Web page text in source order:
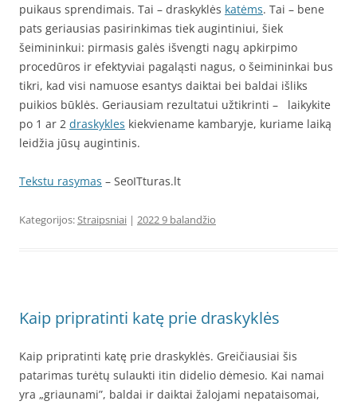
puikaus sprendimais. Tai – draskyklės katėms. Tai – bene
pats geriausias pasirinkimas tiek augintiniui, šiek
šeimininkui: pirmasis galės išvengti nagų apkirpimo
procedūros ir efektyviai pagaląsti nagus, o šeimininkai bus
tikri, kad visi namuose esantys daiktai bei baldai išliks
puikios būklės. Geriausiam rezultatui užtikrinti – laikykite
po 1 ar 2 draskykles kiekviename kambaryje, kuriame laiką
leidžia jūsų augintinis.
Tekstu rasymas – SeoITturas.lt
Kategorijos:Straipsniai | 2022 9 balandžio
Kaip pripratinti katę prie draskyklės
Kaip pripratinti katę prie draskyklės. Greičiausiai šis
patarimas turėtų sulaukti itin didelio dėmesio. Kai namai
yra „griaunami”, baldai ir daiktai žalojami nepataisomai,